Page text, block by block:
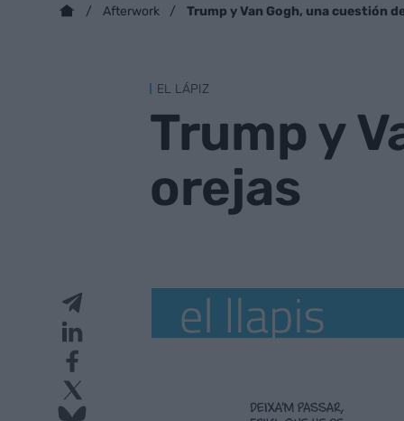
Afterwork Trump y Van Gogh, una cuestión
EL LÁPIZ
Trump y
orejas